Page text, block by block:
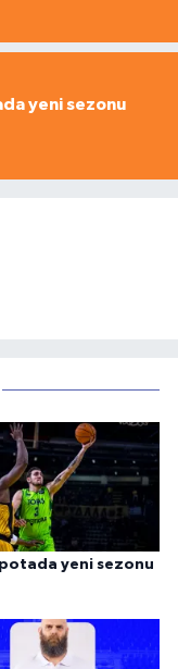
yeni sezonu
potada yeni sezonu